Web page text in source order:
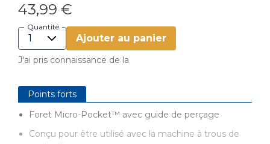
43,99 €
Quantité
Ajouter au panier
J'ai pris connaissance de la
Points forts
Foret Micro-Pocket™ avec guide de perçage
Conçu pour être utilisé avec la machine à trous de